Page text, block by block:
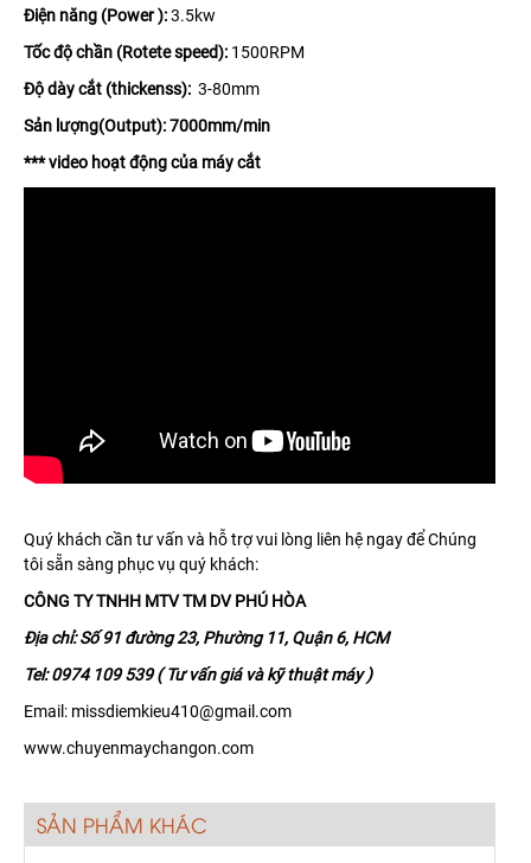
Điện năng (Power ):3.5kw
Tốc độ chần (Rotete speed): 1500RPM
Độ dày cắt (thickenss): 3-80mm
Sản lượng(Output): 7000mm/min
*** video hoạt động của máy cắt
Quý khách cần tư vấn và hỗ trợ vui lòng liên hệ ngay để Chúng
tôi sẵn sàng phục vụ quý khách:
CÔNG TY TNHH MTV TM DV PHÚ HÒA
Địa chỉ: Số 91 đường 23, Phường 11, Quận 6, HCM
Tel: 0974 109 539 ( Tư vấn giá và kỹ thuật máy )
Email: missdiemkieu410@gmail.com
www.chuyenmaychangon.com
SẢN PHẨM KHÁC